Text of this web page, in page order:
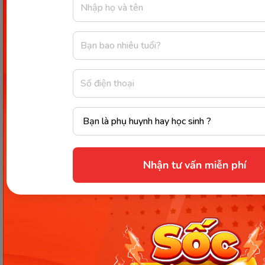
Nhận tư vấn miễn phí
xinh xắn và ấm áp.
Kể lại toàn bộ câu chuyện.
Với yêu cầu này, em hãy dựa vào câu chuyện đã kể
và các bức tranh để kể
Trong phần luyện tập của bài góc nhỏ yêu thương
lớp 2, các em sẽ tập giới thiệu đồ vật quen thuộc.
Nói 4-5 câu giới thiệu một quyển sách giáo
Đó là quyển sách gì?
Quyển sách đó có đặc điểm gì về: hình dáng,
màu sắc, hình vẽ trang trí,..